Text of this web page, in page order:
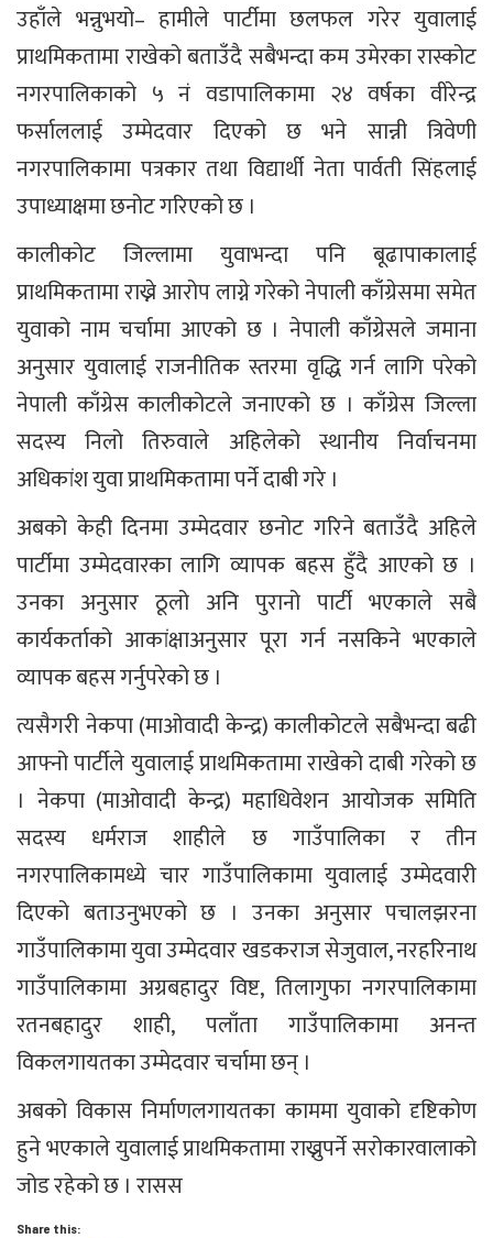
उहाँले भन्नुभयो– हामीले पार्टीमा छलफल गरेर युवालाई
प्राथमिकतामा राखेको बताउँदै सबैभन्दा कम उमेरका रास्कोट
नगरपालिकाको ५ नं वडापालिकामा २४ वर्षका वीरेन्द्र
फर्साललाई उम्मेदवार दिएको छ भने सान्नी त्रिवेणी
नगरपालिकामा पत्रकार तथा विद्यार्थी नेता पार्वती सिंहलाई
उपाध्याक्षमा छनोट गरिएको छ ।
कालीकोट जिल्लामा युवाभन्दा पनि बूढापाकालाई
प्राथमिकतामा राख्ने आरोप लाग्ने गरेको नेपाली काँग्रेसमा समेत
युवाको नाम चर्चामा आएको छ । नेपाली काँग्रेसले जमाना
अनुसार युवालाई राजनीतिक स्तरमा वृद्धि गर्न लागि परेको
नेपाली काँग्रेस कालीकोटले जनाएको छ । काँग्रेस जिल्ला
सदस्य निलो तिरुवाले अहिलेको स्थानीय निर्वाचनमा
अधिकांश युवा प्राथमिकतामा पर्ने दाबी गरे ।
अबको केही दिनमा उम्मेदवार छनोट गरिने बताउँदै अहिले
पार्टीमा उम्मेदवारका लागि व्यापक बहस हुँदै आएको छ ।
उनका अनुसार ठूलो अनि पुरानो पार्टी भएकाले सबै
कार्यकर्ताको आकांक्षाअनुसार पूरा गर्न नसकिने भएकाले
व्यापक बहस गर्नुपरेको छ ।
त्यसैगरी नेकपा (माओवादी केन्द्र) कालीकोटले सबैभन्दा बढी
आफ्नो पार्टीले युवालाई प्राथमिकतामा राखेको दाबी गरेको छ
। नेकपा (माओवादी केन्द्र) महाधिवेशन आयोजक समिति
सदस्य धर्मराज शाहीले छ गाउँपालिका र तीन
नगरपालिकामध्ये चार गाउँपालिकामा युवालाई उम्मेदवारी
दिएको बताउनुभएको छ । उनका अनुसार पचालझरना
गाउँपालिकामा युवा उम्मेदवार खडकराज सेजुवाल, नरहरिनाथ
गाउँपालिकामा अग्रबहादुर विष्ट, तिलागुफा नगरपालिकामा
रतनबहादुर शाही, पलाँता गाउँपालिकामा अनन्त
विकलगायतका उम्मेदवार चर्चामा छन् ।
अबको विकास निर्माणलगायतका काममा युवाको दृष्टिकोण
हुने भएकाले युवालाई प्राथमिकतामा राख्नुपर्ने सरोकारवालाको
जोड रहेको छ । रासस
Share this: